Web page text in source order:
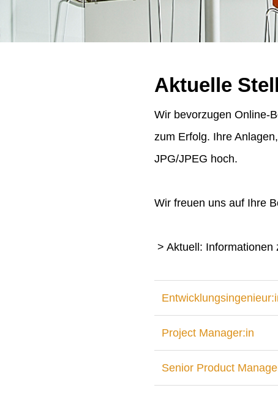
Aktuelle
Wir bevorzugen Online-
zum Erfolg. Ihre
JPG/JPEG hoch.
Wir freuen uns auf Ihre
> Aktuell: Informationen
Project Manager:in
Senior Product